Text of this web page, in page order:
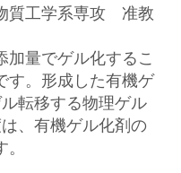
質工学系専攻 准教
量でゲル化するこ
す。形成した有機ゲ
転移する物理ゲル
、有機ゲル化剤の